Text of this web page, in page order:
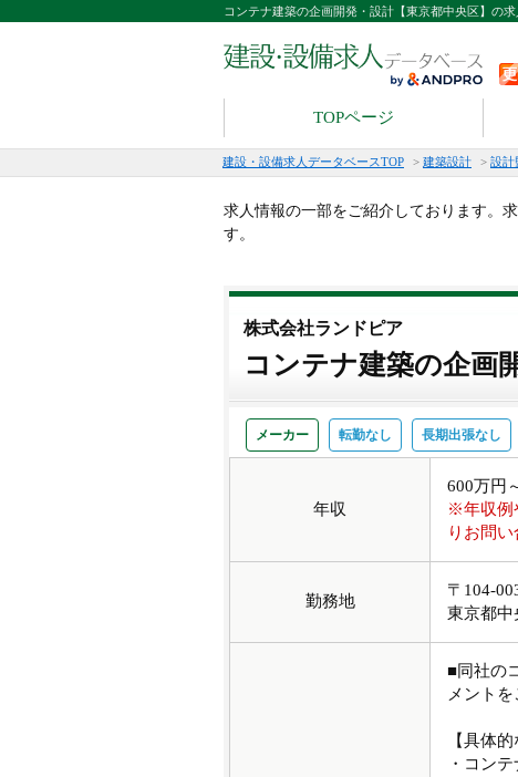
コンテナ建築の企画開発・設計【東京都中央区】の
TOPページ
建設・設備求人データベースTOP > 建築設計 > 設計
求人情報の一部をご紹介しております。
す。
株式会社ランドピア
コンテナ建築の企画
メーカー 転勤なし 長期出張なし
年収
600万円
※年収例
りお問い
勤務地
〒104-
東京都中
■同社の
メント
【具体
・コン